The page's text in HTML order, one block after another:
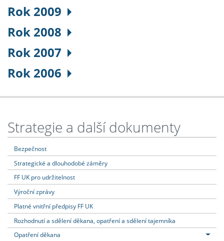
Rok 2009
Rok 2008
Rok 2007
Rok 2006
Strategie a další dokumenty
Bezpečnost
Strategické a dlouhodobé záměry
FF UK pro udržitelnost
Výroční zprávy
Platné vnitřní předpisy FF UK
Rozhodnutí a sdělení děkana, opatření a sdělení tajemníka
Opatření děkana